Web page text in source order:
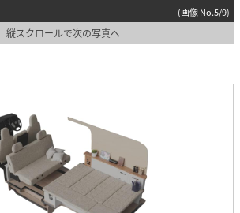
(画像 No.5/9)
縦スクロールで次の写真へ